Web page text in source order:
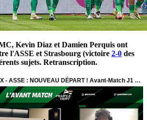
Kevin Diaz et Damien Perquis ont
l'ASSE et Strasbourg (victoire 2-0 des
sujets. Retranscription.